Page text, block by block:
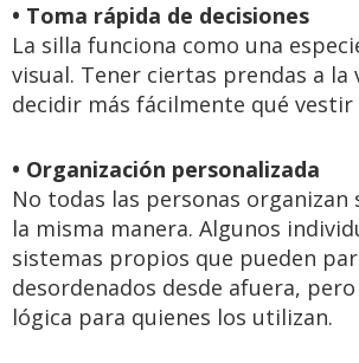
• Toma rápida de decisiones
La silla funciona como una
visual. Tener ciertas prendas a
decidir más fácilmente qué
• Organización personalizada
No todas las personas organizan
la misma manera. Algunos
sistemas propios que pueden
desordenados desde afuera,
lógica para quienes los utilizan.